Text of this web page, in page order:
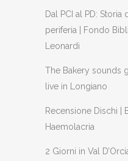
Dal PCI al PD:
periferia | Fondo
Leonardi
The Bakery sounds
live in Longiano
Recensione Dischi |
Haemolacria
2 Giorni in Val